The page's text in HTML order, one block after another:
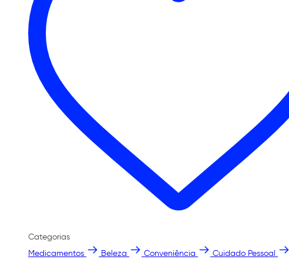
Categorias
Medicamentos
Beleza Conveniência Cuidado Pessoal